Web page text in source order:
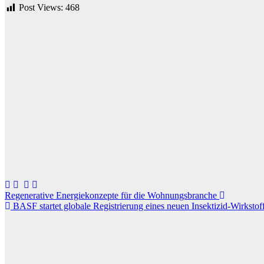
Post Views: 468
Beitragsnavigation
Regenerative Energiekonzepte für die Wohnungsbranche
BASF startet globale Registrierung eines neuen Insektizid-